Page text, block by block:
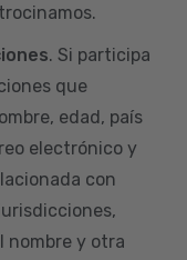
. Si participa
que
edad, país
electrónico y
con
nombre y otra